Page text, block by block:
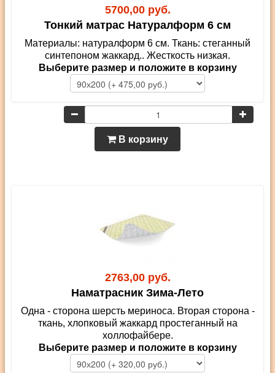
5700,00 руб.
Тонкий матрас Натуралформ 6 см
Материалы: натуралформ 6 см. Ткань: стеганный
синтепоном жаккард.. Жесткость низкая.
Выберите размер и положите в корзину
В корзину
2763,00 руб.
Наматрасник Зима-Лето
Одна - сторона шерсть мериноса. Вторая сторона -
ткань, хлопковый жаккард простеганный на
холлофайбере.
Выберите размер и положите в корзину